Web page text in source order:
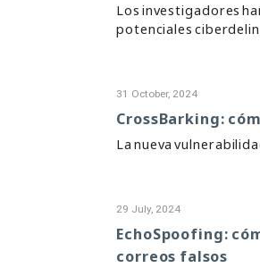
Los investigadores
potenciales
31 October, 2024
CrossBarking:
La nueva
29 July, 2024
EchoSpoofing:
correos falsos